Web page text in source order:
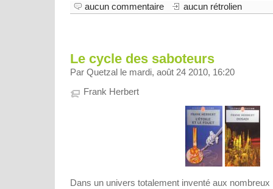
aucun commentaire
aucun rétrolien
Le cycle des saboteurs
Par Quetzal le mardi, août 24 2010, 16:20
Frank Herbert
Dans un univers totalement inventé aux nombreux